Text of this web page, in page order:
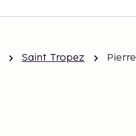
Saint Tropez